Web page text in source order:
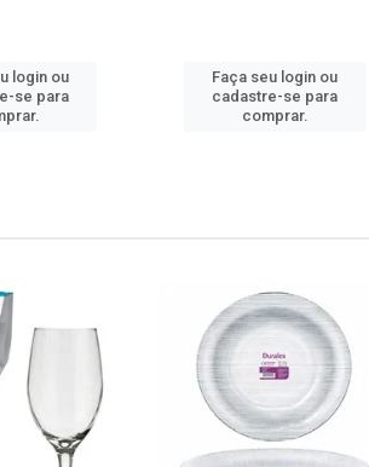
login ou
se para
Faça seu login ou
cadastre-se para
comprar.